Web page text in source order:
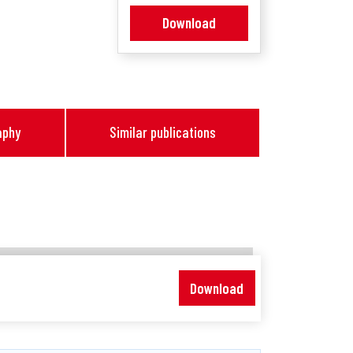
Download
Similar publications
Download